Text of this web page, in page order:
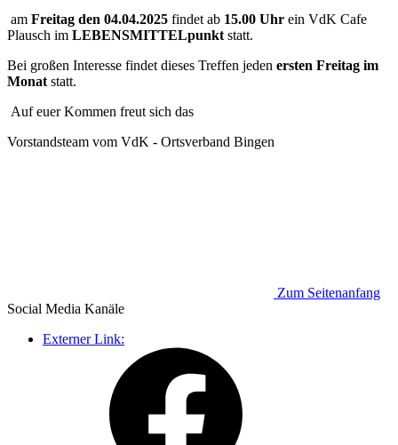
am Freitag den 04.04.2025 findet ab 15.00 Uhr ein VdK Cafe
Plausch im LEBENSMITTELpunkt statt.
Bei großen Interesse findet dieses Treffen jeden ersten Freitag im
Monat statt.
Auf euer Kommen freut sich das
Vorstandsteam vom VdK - Ortsverband Bingen
Zum Seitenanfang
Social Media Kanäle
Externer Link: